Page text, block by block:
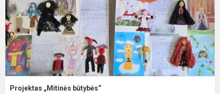
Projektas „Mitinės būtybės“